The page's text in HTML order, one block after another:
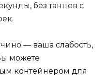
без танцев с
— ваша слабость,
можете
контейнером для